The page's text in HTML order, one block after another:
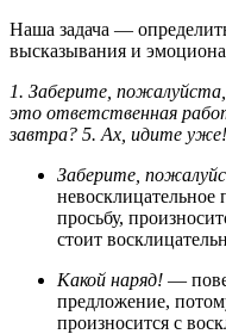
Наша задача —
высказывания и
1. Заберите, пожалуйста,
это ответственная
завтра? 5. Ах, идите уже!
Заберите,
невосклицательное
просьбу,
стоит
Какой наряд! —
предложение,
произносится с